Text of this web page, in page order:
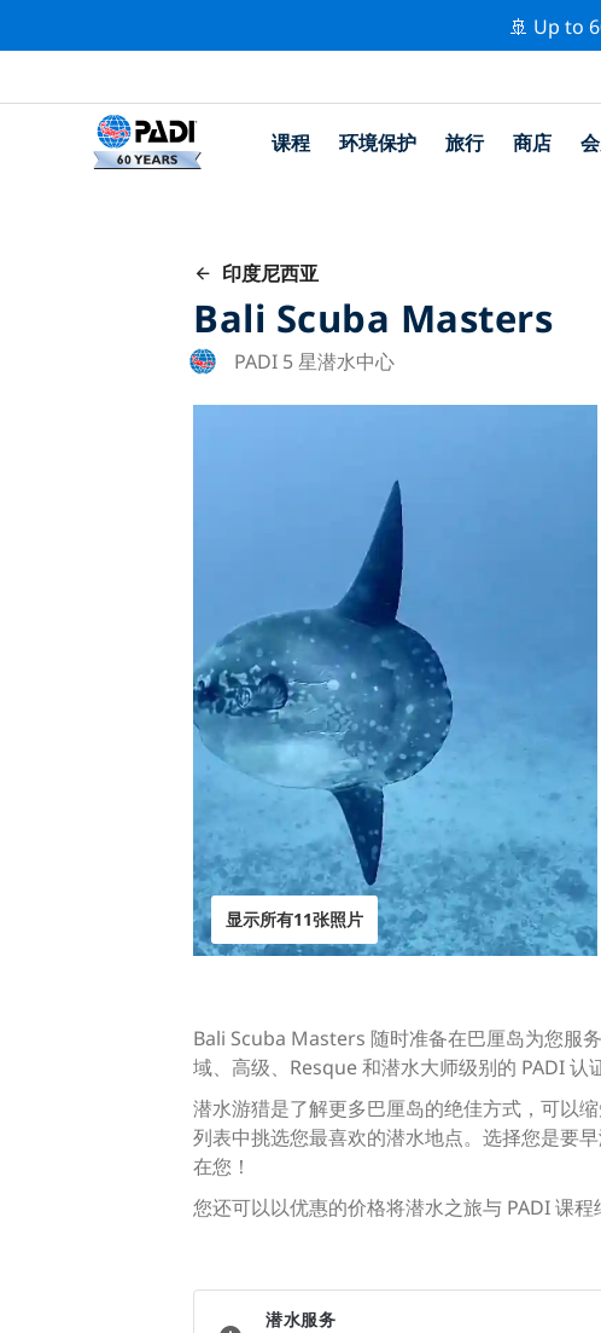
🚢 Up to
课程 环境保护 旅行 商店
印度尼西亚
Bali Scuba Masters
PADI 5 星潜水中心
显示所有11张照片
Bali Scuba Masters 随时准备在巴厘岛为您服
域、高级、Resque 和潜水大师级别的 PADI
潜水游猎是了解更多巴厘岛的绝佳方式，可以
列表中挑选您最喜欢的潜水地点。选择您是要
在您！
您还可以以优惠的价格将潜水之旅与 PADI 课
潜水服务